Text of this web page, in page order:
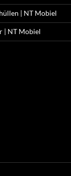
| NT Mobiel
| NT Mobiel